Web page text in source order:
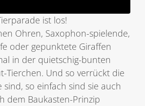
ist los!
Ohren, Saxophon-spielende,
oder gepunktete Giraffen
in der quietschig-bunten
Tierchen. Und so verrückt die
sind, so einfach sind sie auch
dem Baukasten-Prinzip